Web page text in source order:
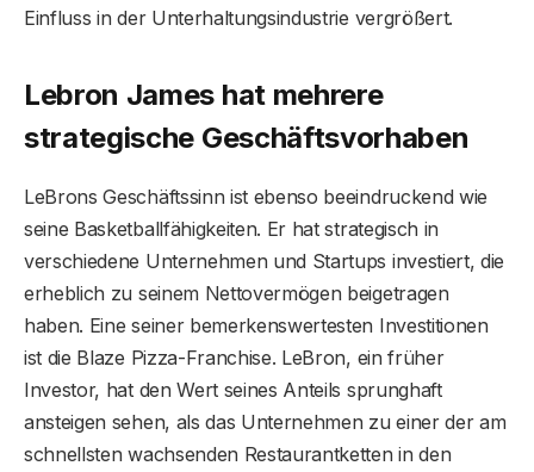
Einfluss in der Unterhaltungsindustrie vergrößert.
Lebron James hat mehrere
strategische Geschäftsvorhaben
LeBrons Geschäftssinn ist ebenso beeindruckend wie
seine Basketballfähigkeiten. Er hat strategisch in
verschiedene Unternehmen und Startups investiert, die
erheblich zu seinem Nettovermögen beigetragen
haben. Eine seiner bemerkenswertesten Investitionen
ist die Blaze Pizza-Franchise. LeBron, ein früher
Investor, hat den Wert seines Anteils sprunghaft
ansteigen sehen, als das Unternehmen zu einer der am
schnellsten wachsenden Restaurantketten in den